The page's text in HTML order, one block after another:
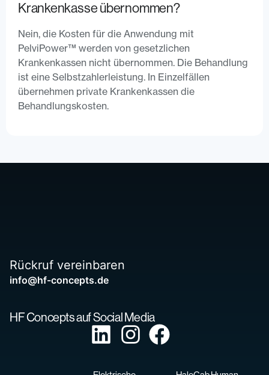
Krankenkasse übernommen?
Nein, die Kosten für die Anwendung mit
PelviPower™ werden von gesetzlichen
Krankenkassen nicht übernommen. Die Behandlung
ist eine Selbstzahlerleistung. In Einzelfällen
übernehmen private Krankenkassen die
Behandlungskosten.
Rückruf vereinbaren
info@hf-concepts.de
HF Concepts auf Social Media